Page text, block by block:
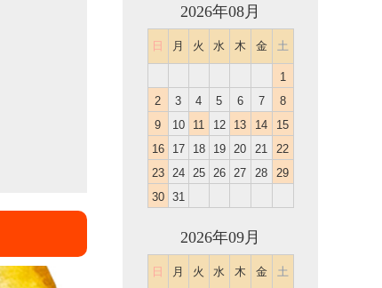
2026年08月
日 月 火 水 木 金 土
1
2
3 4 5 6 7
8
9
10 11 12 13 14
15
16
17 18 19 20 21
22
23
24 25 26 27 28
29
30
31
2026年09月
日 月 火 水 木 金 土